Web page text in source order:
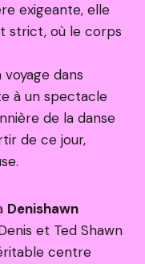
exigeante, elle
strict, où le corps
voyage dans
à un spectacle
de la danse
de ce jour,
Denishawn
et Ted Shawn
centre